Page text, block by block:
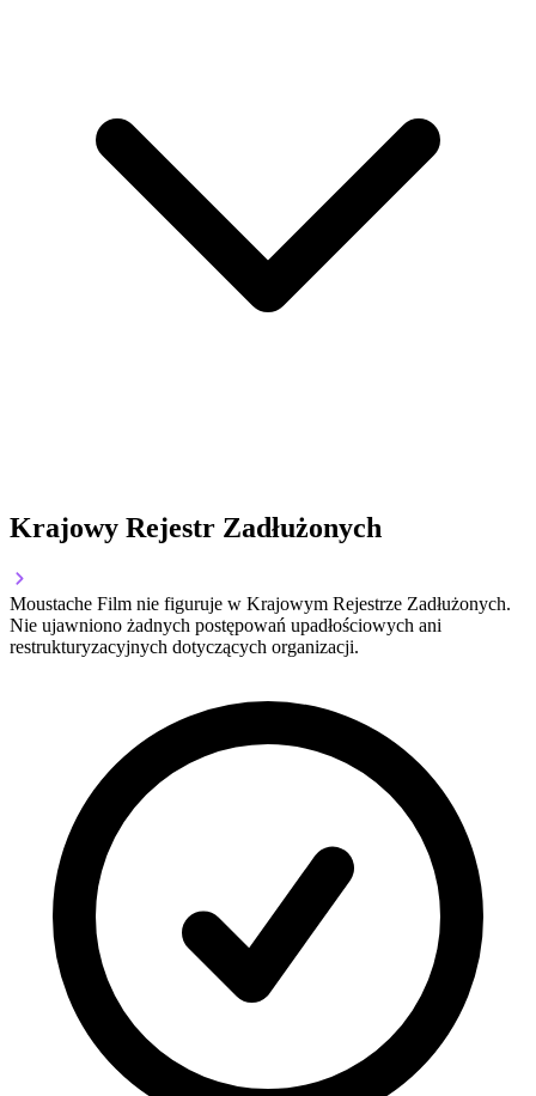
Krajowy Rejestr Zadłużonych
Moustache Film nie figuruje w Krajowym Rejestrze Zadłużonych.
Nie ujawniono żadnych postępowań upadłościowych ani
restrukturyzacyjnych dotyczących organizacji.